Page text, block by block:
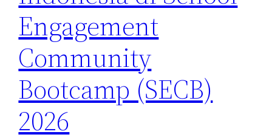
Engagement
Community
Bootcamp (SECB)
2026